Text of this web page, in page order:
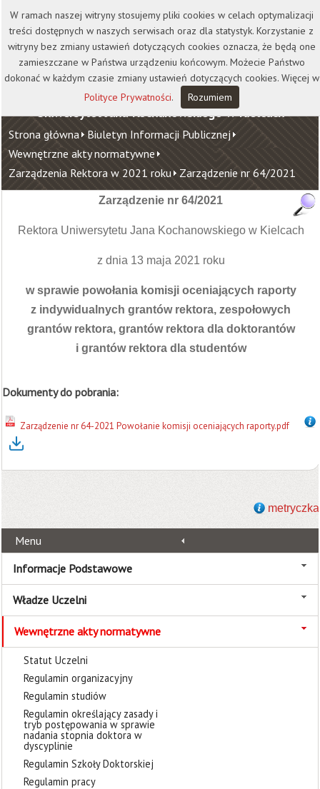
Kontakt Biblioteka
Wydawnictwo
Wirtualna Uczelnia
Uniwersytet Jana Kochanowskiego w Kielcach
Strona główna Biuletyn Informacji Publicznej
Wewnętrzne akty normatywne
Zarządzenia Rektora w 2021 roku Zarządzenie nr 64/2021
Zarządzenie nr 64/2021
Rektora Uniwersytetu Jana Kochanowskiego w Kielcach
z dnia 13 maja 2021 roku
w sprawie powołania komisji oceniających raporty
z indywidualnych grantów rektora, zespołowych
grantów rektora, grantów rektora dla doktorantów
i grantów rektora dla studentów
Dokumenty do pobrania:
Zarządzenie nr 64-2021 Powołanie komisji oceniających raporty.pdf
metryczka
Menu
Informacje Podstawowe
Władze Uczelni
Wewnętrzne akty normatywne
Statut Uczelni
Regulamin organizacyjny
Regulamin studiów
Regulamin określający zasady i
tryb postępowania w sprawie
nadania stopnia doktora w
dyscyplinie
Regulamin Szkoły Doktorskiej
Regulamin pracy
W ramach naszej witryny stosujemy pliki cookies w celach optymalizacji
treści dostępnych w naszych serwisach oraz dla statystyk. Korzystanie z
witryny bez zmiany ustawień dotyczących cookies oznacza, że będą one
zamieszczane w Państwa urządzeniu końcowym. Możecie Państwo
dokonać w każdym czasie zmiany ustawień dotyczących cookies. Więcej w
Polityce Prywatności. Rozumiem